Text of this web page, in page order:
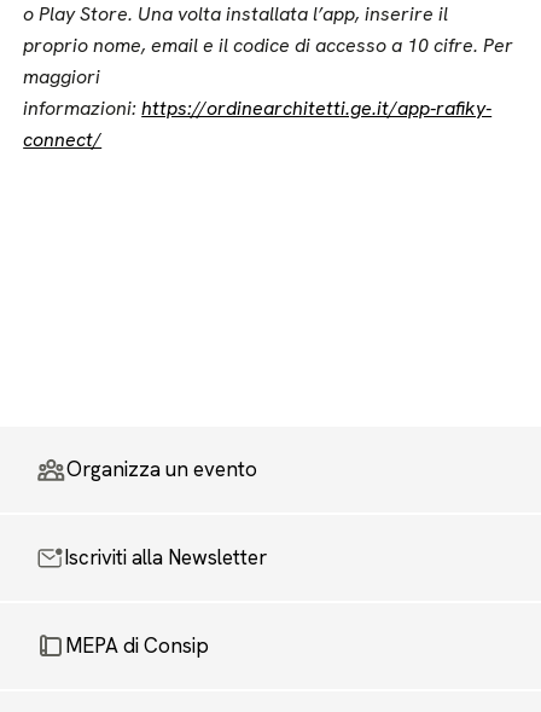
o Play Store. Una volta installata l’app, inserire il
proprio nome, email e il codice di accesso a 10 cifre. Per
maggiori
informazioni:https://ordinearchitetti.ge.it/app-rafiky-
connect/
Organizza un evento
Iscriviti alla Newsletter
MEPA di Consip